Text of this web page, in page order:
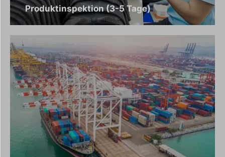
Produktinspektion (3-5 Tage)